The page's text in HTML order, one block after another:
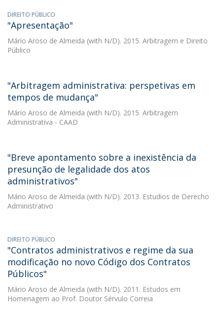
DIREITO PÚBLICO
"Apresentação"
Mário Aroso de Almeida (with N/D). 2015. Arbitragem e Direito
Público
"Arbitragem administrativa: perspetivas em
tempos de mudança"
Mário Aroso de Almeida (with N/D). 2015. Arbitragem
Administrativa - CAAD
"Breve apontamento sobre a inexistência da
presunção de legalidade dos atos
administrativos"
Mário Aroso de Almeida (with N/D). 2013. Estudios de Derecho
Administrativo
DIREITO PÚBLICO
"Contratos administrativos e regime da sua
modificação no novo Código dos Contratos
Públicos"
Mário Aroso de Almeida (with N/D). 2011. Estudos em
Homenagem ao Prof. Doutor Sérvulo Correia